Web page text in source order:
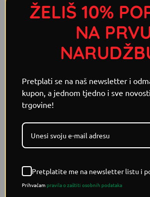
The Barrel Reserve series –
poklon paket s 4 ljuta
umaka
31,95
DODAJ U KOŠARICU
The
ŽELIŠ 10%
NA
Pretplati se na naš newsletter i
kupon, a jednom tjedno i sve
trgovine!
Pretplatite me na newsletter listu i
Prihvaćam pravila o zaštiti osobnih podataka